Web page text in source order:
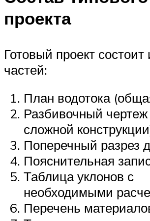
проекта
Готовый проект состоит
частей:
План водотока
Разбивочный
сложной
Поперечный разрез
Пояснительная
Таблица уклонов с
необходимыми
Перечень